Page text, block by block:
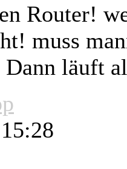
Router!
muss
läuft